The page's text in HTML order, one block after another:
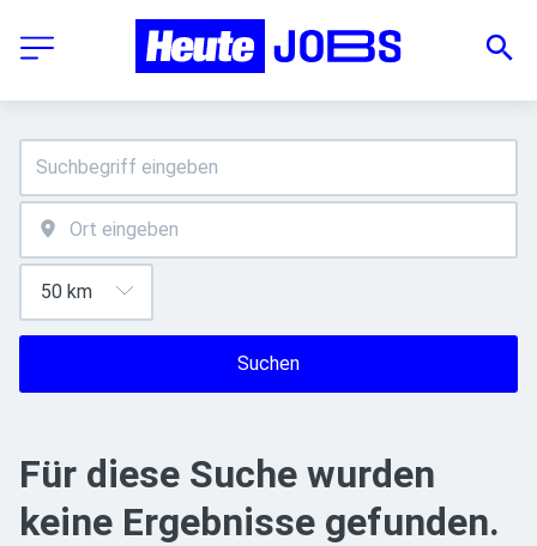
Suchen
Für diese Suche wurden
keine Ergebnisse gefunden.